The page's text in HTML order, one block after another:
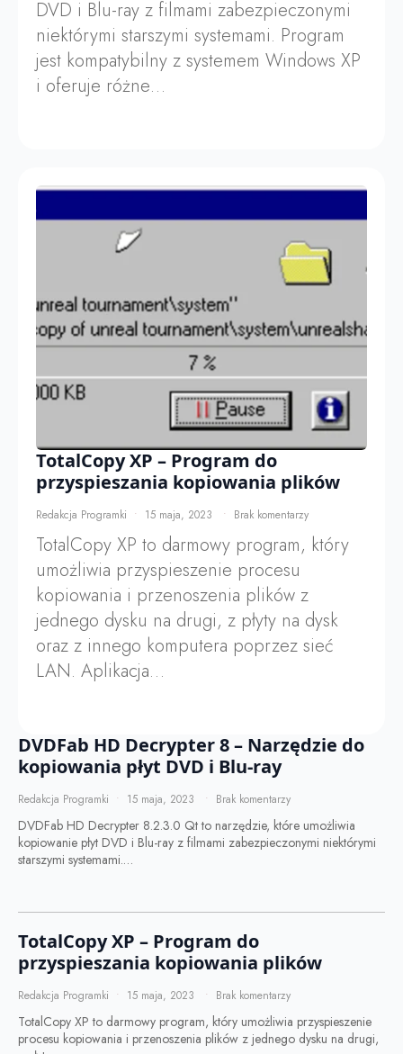
DVD i Blu-ray z filmami zabezpieczonymi
niektórymi starszymi systemami. Program
jest kompatybilny z systemem Windows XP
i oferuje różne…
TotalCopy XP – Program do
przyspieszania kopiowania plików
Redakcja Programki 15 maja, 2023 Brak komentarzy
TotalCopy XP to darmowy program, który
umożliwia przyspieszenie procesu
kopiowania i przenoszenia plików z
jednego dysku na drugi, z płyty na dysk
oraz z innego komputera poprzez sieć
LAN. Aplikacja…
DVDFab HD Decrypter 8 – Narzędzie do
kopiowania płyt DVD i Blu-ray
Redakcja Programki 15 maja, 2023 Brak komentarzy
DVDFab HD Decrypter 8.2.3.0 Qt to narzędzie, które umożliwia
kopiowanie płyt DVD i Blu-ray z filmami zabezpieczonymi niektórymi
starszymi systemami.…
TotalCopy XP – Program do
przyspieszania kopiowania plików
Redakcja Programki 15 maja, 2023 Brak komentarzy
TotalCopy XP to darmowy program, który umożliwia przyspieszenie
procesu kopiowania i przenoszenia plików z jednego dysku na drugi,